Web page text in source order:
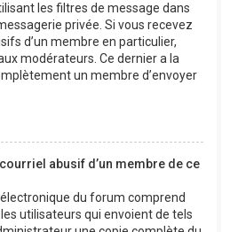
les filtres de message dans
privée. Si vous recevez
d’un membre en particulier,
modérateurs. Ce dernier a la
un membre d’envoyer
abusif d’un membre de ce
du forum comprend
utilisateurs qui envoient de tels